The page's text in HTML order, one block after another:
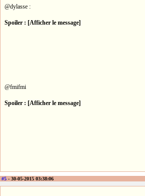
@dylasse :
Spoiler : [Afficher le message]
@fmifmi
Spoiler : [Afficher le message]
#5 - 30-05-2015 03:38:06